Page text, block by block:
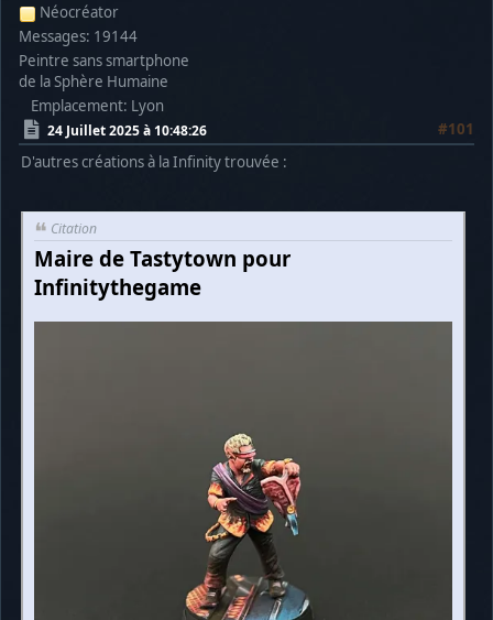
Néocréator
Messages: 19144
Peintre sans smartphone
de la Sphère Humaine
Emplacement: Lyon
24 Juillet 2025 à 10:48:26
#101
D'autres créations à la Infinity trouvée :
Citation
Maire de Tastytown pour
Infinitythegame